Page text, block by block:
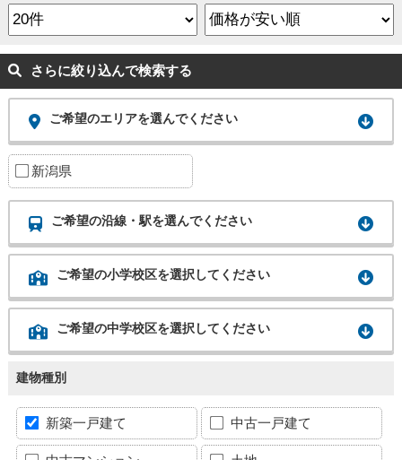
さらに絞り込んで検索する
ご希望のエリアを選んでください
新潟県
ご希望の沿線・駅を選んでください
ご希望の小学校区を選択してください
ご希望の中学校区を選択してください
建物種別
新築一戸建て 中古一戸建て